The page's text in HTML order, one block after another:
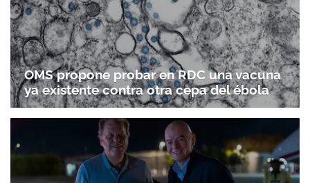
OMS propone probar en RDC una vacuna
ya existente contra otra cepa del ébola